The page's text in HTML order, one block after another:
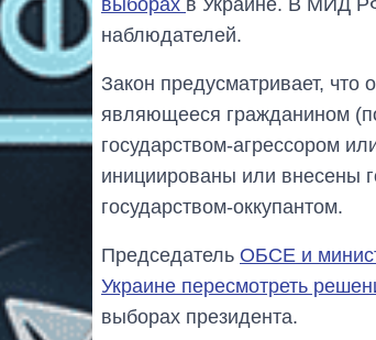
наблюдателей.
Закон предусматривает,
являющееся гражданином
государством-агрессором
инициированы или внесены
государством-оккупантом.
Председатель ОБСЕ и
Украине пересмотреть
выборах президента.